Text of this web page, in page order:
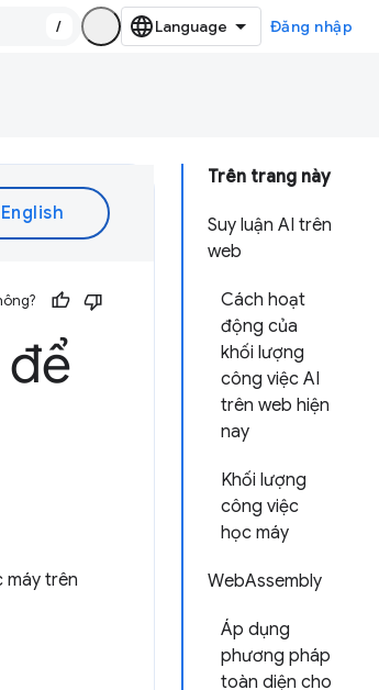
/ Đăng nhập
Trên trang này
Suy luận AI trên
web
Cách hoạt
động của
khối lượng
công việc AI
trên web hiện
nay
Khối lượng
công việc
học máy
WebAssembly
Áp dụng
phương pháp
toàn diện cho
để
máy trên